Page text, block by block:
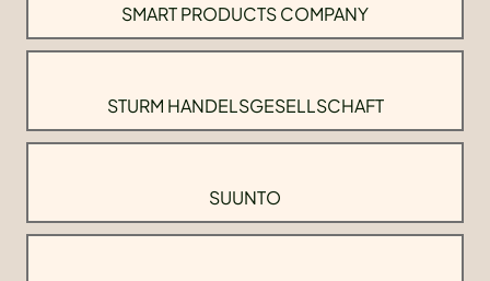
SMART PRODUCTS COMPANY
STURM HANDELSGESELLSCHAFT
SUUNTO